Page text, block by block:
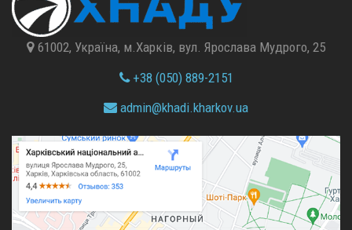
61002, Україна, м.Харків, вул. Ярослава Мудрого, 25
+38 (050) 889-2151
admin@khadi.kharkov.ua